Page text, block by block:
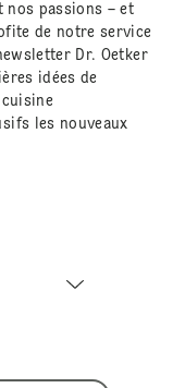
nos passions – et
de notre service
Dr. Oetker
idées de
les nouveaux